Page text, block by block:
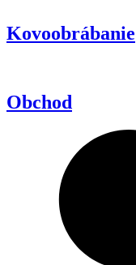
Kovoobrábanie
Obchod